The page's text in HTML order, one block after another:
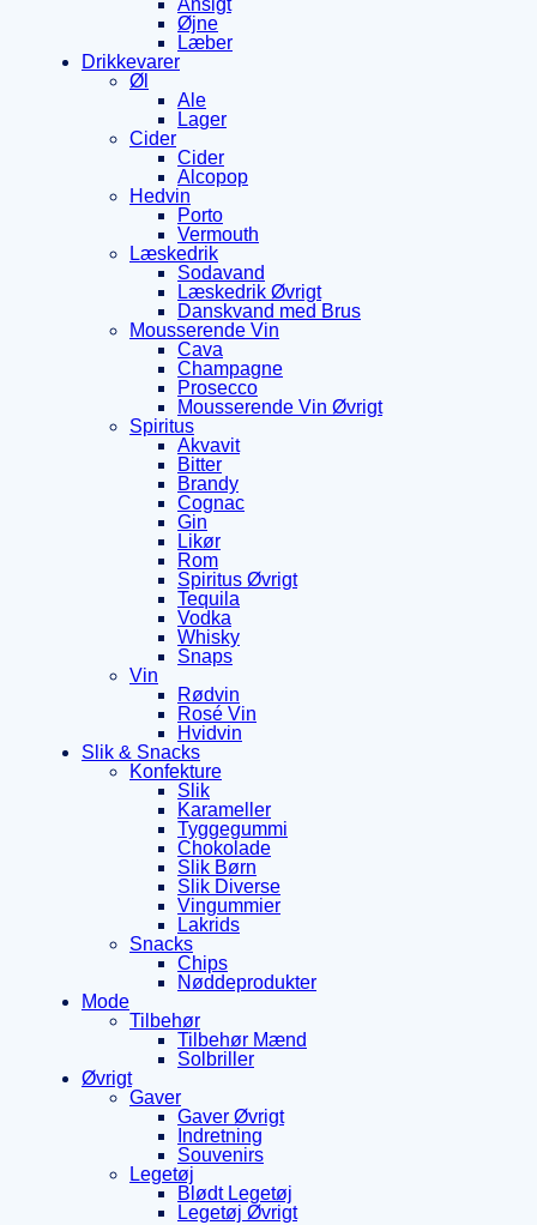
Ansigt
Øjne
Læber
Drikkevarer
Øl
Ale
Lager
Cider
Cider
Alcopop
Hedvin
Porto
Vermouth
Læskedrik
Sodavand
Læskedrik Øvrigt
Danskvand med Brus
Mousserende Vin
Cava
Champagne
Prosecco
Mousserende Vin Øvrigt
Spiritus
Akvavit
Bitter
Brandy
Cognac
Gin
Likør
Rom
Spiritus Øvrigt
Tequila
Vodka
Whisky
Snaps
Vin
Rødvin
Rosé Vin
Hvidvin
Slik & Snacks
Konfekture
Slik
Karameller
Tyggegummi
Chokolade
Slik Børn
Slik Diverse
Vingummier
Lakrids
Snacks
Chips
Nøddeprodukter
Mode
Tilbehør
Tilbehør Mænd
Solbriller
Øvrigt
Gaver
Gaver Øvrigt
Indretning
Souvenirs
Legetøj
Blødt Legetøj
Legetøj Øvrigt